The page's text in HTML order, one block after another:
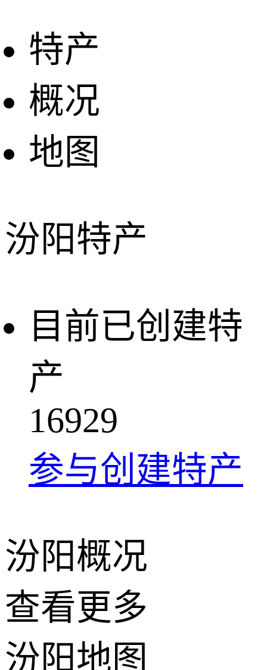
特产
概况
地图
汾阳特产
目前已创建特
产
16929
参与创建特产
汾阳概况
查看更多
汾阳地图
2 公里